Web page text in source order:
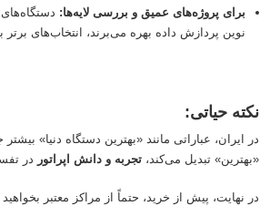
برای پروژه‌های عمیق و بررسی لایه‌ها:
نوین پردازش داده بهره می‌برند، انتخاب‌های
نکته حیاتی:
در ایران، عباراتی مانند «بهترین دستگاه دنیا»
«بهترین» تبدیل می‌کند، تجربه و دانش اپراتور در
در نهایت، پیش از خرید، حتماً از مراکز معتبر